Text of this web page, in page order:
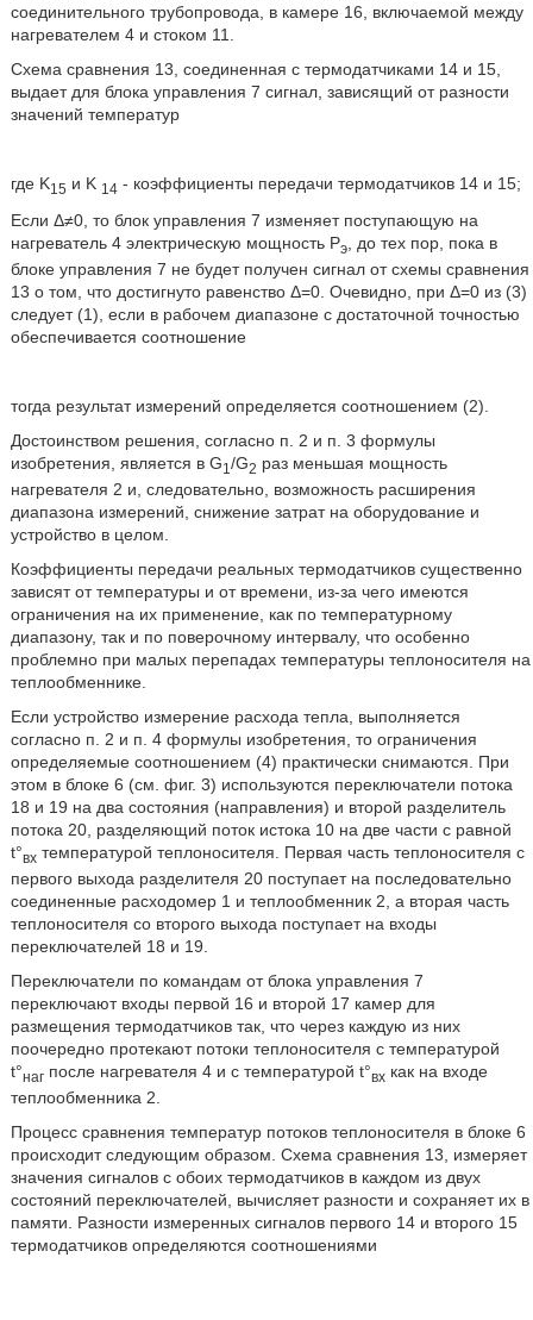
соединительного трубопровода, в камере 16, включаемой между
нагревателем 4 и стоком 11.
Схема сравнения 13, соединенная с термодатчиками 14 и 15,
выдает для блока управления 7 сигнал, зависящий от разности
значений температур
где K15 и K 14 - коэффициенты передачи термодатчиков 14 и 15;
Если Δ≠0, то блок управления 7 изменяет поступающую на
нагреватель 4 электрическую мощность Рэ, до тех пор, пока в
блоке управления 7 не будет получен сигнал от схемы сравнения
13 о том, что достигнуто равенство Δ=0. Очевидно, при Δ=0 из (3)
следует (1), если в рабочем диапазоне с достаточной точностью
обеспечивается соотношение
тогда результат измерений определяется соотношением (2).
Достоинством решения, согласно п. 2 и п. 3 формулы
изобретения, является в G1 /G2 раз меньшая мощность
нагревателя 2 и, следовательно, возможность расширения
диапазона измерений, снижение затрат на оборудование и
устройство в целом.
Коэффициенты передачи реальных термодатчиков существенно
зависят от температуры и от времени, из-за чего имеются
ограничения на их применение, как по температурному
диапазону, так и по поверочному интервалу, что особенно
проблемно при малых перепадах температуры теплоносителя на
теплообменнике.
Если устройство измерение расхода тепла, выполняется
согласно п. 2 и п. 4 формулы изобретения, то ограничения
определяемые соотношением (4) практически снимаются. При
этом в блоке 6 (см. фиг. 3) используются переключатели потока
18 и 19 на два состояния (направления) и второй разделитель
потока 20, разделяющий поток истока 10 на две части с равной
t°вхтемпературой теплоносителя. Первая часть теплоносителя с
первого выхода разделителя 20 поступает на последовательно
соединенные расходомер 1 и теплообменник 2, а вторая часть
теплоносителя со второго выхода поступает на входы
переключателей 18 и 19.
Переключатели по командам от блока управления 7
переключают входы первой 16 и второй 17 камер для
размещения термодатчиков так, что через каждую из них
поочередно протекают потоки теплоносителя с температурой
t°нагпосле нагревателя 4 и с температурой t°вхкак на входе
теплообменника 2.
Процесс сравнения температур потоков теплоносителя в блоке 6
происходит следующим образом. Схема сравнения 13, измеряет
значения сигналов с обоих термодатчиков в каждом из двух
состояний переключателей, вычисляет разности и сохраняет их в
памяти. Разности измеренных сигналов первого 14 и второго 15
термодатчиков определяются соотношениями